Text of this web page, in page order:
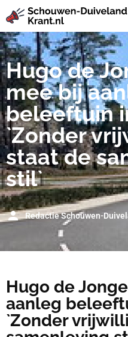
Hugo de
mee bij
beleeftuin
`Zonder
staat de
stil`
Redactie Schouwen-
Hugo de
aanleg
`Zonder